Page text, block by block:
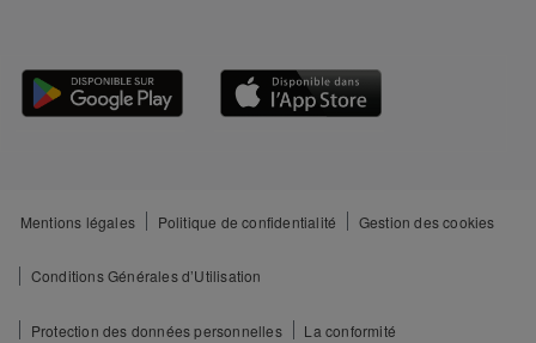
Mentions légales Politique de confidentialité Gestion des cookies
Conditions Générales d’Utilisation
Protection des données personnelles La conformité